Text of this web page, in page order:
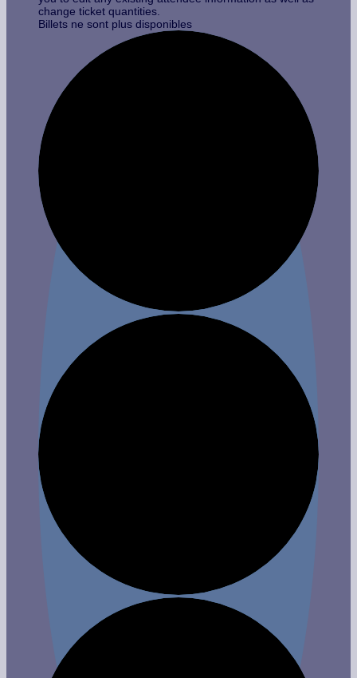
change ticket quantities.
Billets ne sont plus disponibles